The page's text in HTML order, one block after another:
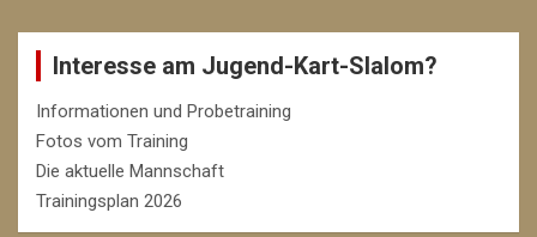
Interesse am Jugend-Kart-Slalom?
Informationen und Probetraining
Fotos vom Training
Die aktuelle Mannschaft
Trainingsplan 2026